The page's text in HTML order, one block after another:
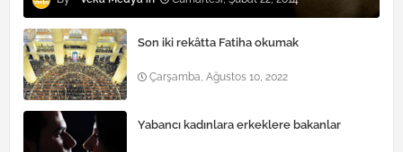
Son iki rekâtta Fatiha okumak
Çarşamba, Ağustos 10, 2022
Yabancı kadınlara erkeklere bakanlar